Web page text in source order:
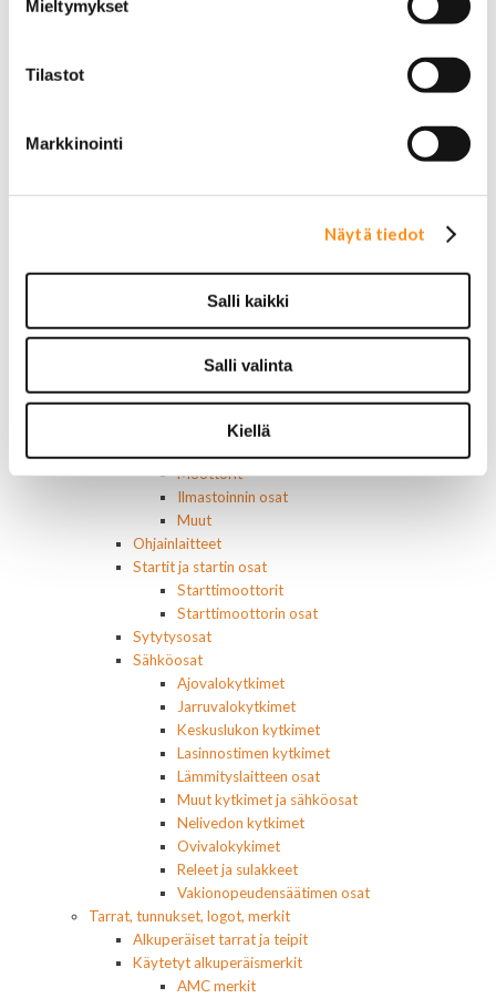
Mieltymykset
Tilastot
Markkinointi
Näytä tiedot
Salli kaikki
Salli valinta
Kiellä
Polttimot
Laturit
Laturin osat
Lämmitys ja ilmastointi
Kennot
Kompressorit ja osat
Moottorit
Ilmastoinnin osat
Muut
Ohjainlaitteet
Startit ja startin osat
Starttimoottorit
Starttimoottorin osat
Sytytysosat
Sähköosat
Ajovalokytkimet
Jarruvalokytkimet
Keskuslukon kytkimet
Lasinnostimen kytkimet
Lämmityslaitteen osat
Muut kytkimet ja sähköosat
Nelivedon kytkimet
Ovivalokykimet
Releet ja sulakkeet
Vakionopeudensäätimen osat
Tarrat, tunnukset, logot, merkit
Alkuperäiset tarrat ja teipit
Käytetyt alkuperäismerkit
AMC merkit